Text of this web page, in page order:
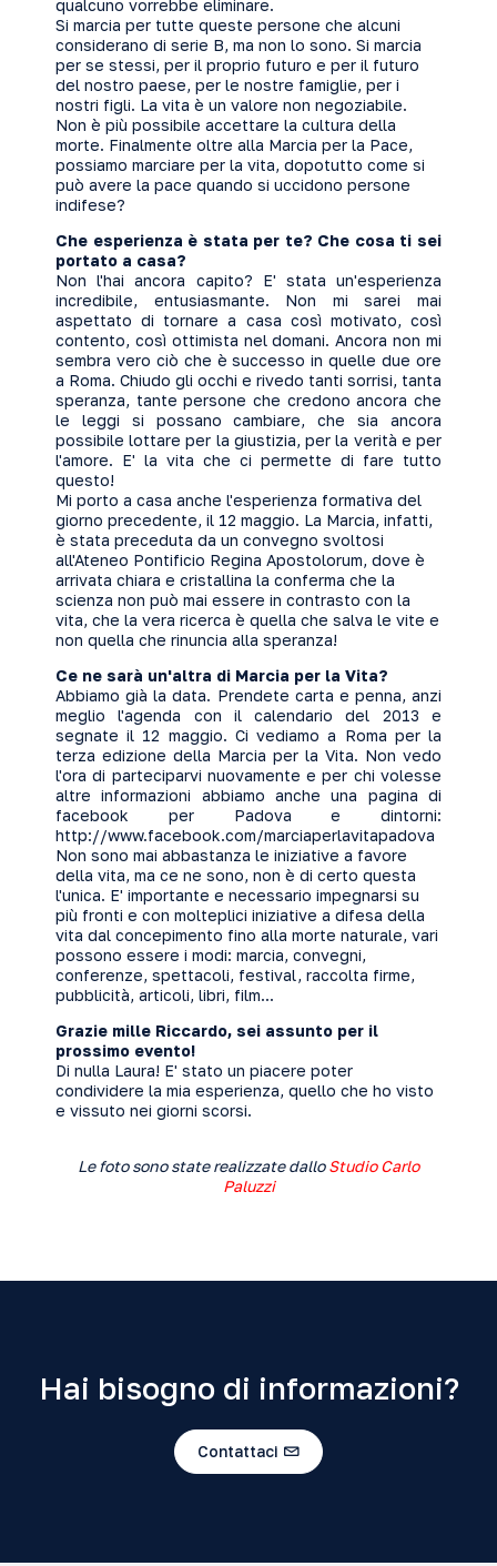
qualcuno vorrebbe eliminare.
Si marcia per tutte queste persone che alcuni
considerano di serie B, ma non lo sono. Si marcia
per se stessi, per il proprio futuro e per il futuro
del nostro paese, per le nostre famiglie, per i
nostri figli. La vita è un valore non negoziabile.
Non è più possibile accettare la cultura della
morte. Finalmente oltre alla Marcia per la Pace,
possiamo marciare per la vita, dopotutto come si
può avere la pace quando si uccidono persone
indifese?
Che esperienza è stata per te? Che cosa ti sei
portato a casa?
Non l'hai ancora capito? E' stata un'esperienza
incredibile, entusiasmante. Non mi sarei mai
aspettato di tornare a casa così motivato, così
contento, così ottimista nel domani. Ancora non mi
sembra vero ciò che è successo in quelle due ore
a Roma. Chiudo gli occhi e rivedo tanti sorrisi, tanta
speranza, tante persone che credono ancora che
le leggi si possano cambiare, che sia ancora
possibile lottare per la giustizia, per la verità e per
l'amore. E' la vita che ci permette di fare tutto
questo!
Mi porto a casa anche l'esperienza formativa del
giorno precedente, il 12 maggio. La Marcia, infatti,
è stata preceduta da un convegno svoltosi
all'Ateneo Pontificio Regina Apostolorum, dove è
arrivata chiara e cristallina la conferma che la
scienza non può mai essere in contrasto con la
vita, che la vera ricerca è quella che salva le vite e
non quella che rinuncia alla speranza!
Ce ne sarà un'altra di Marcia per la Vita?
Abbiamo già la data. Prendete carta e penna, anzi
meglio l'agenda con il calendario del 2013 e
segnate il 12 maggio. Ci vediamo a Roma per la
terza edizione della Marcia per la Vita. Non vedo
l'ora di parteciparvi nuovamente e per chi volesse
altre informazioni abbiamo anche una pagina di
facebook per Padova e dintorni:
http://www.facebook.com/marciaperlavitapadova
Non sono mai abbastanza le iniziative a favore
della vita, ma ce ne sono, non è di certo questa
l'unica. E' importante e necessario impegnarsi su
più fronti e con molteplici iniziative a difesa della
vita dal concepimento fino alla morte naturale, vari
possono essere i modi: marcia, convegni,
conferenze, spettacoli, festival, raccolta firme,
pubblicità, articoli, libri, film...
Grazie mille Riccardo, sei assunto per il
prossimo evento!
Di nulla Laura! E' stato un piacere poter
condividere la mia esperienza, quello che ho visto
e vissuto nei giorni scorsi.
Le foto sono state realizzate dalloStudio Carlo
Paluzzi
Hai bisogno di informazioni?
Contattaci